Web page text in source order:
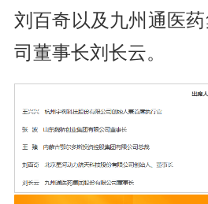
刘百奇以及九州通医
司董事长刘长云。